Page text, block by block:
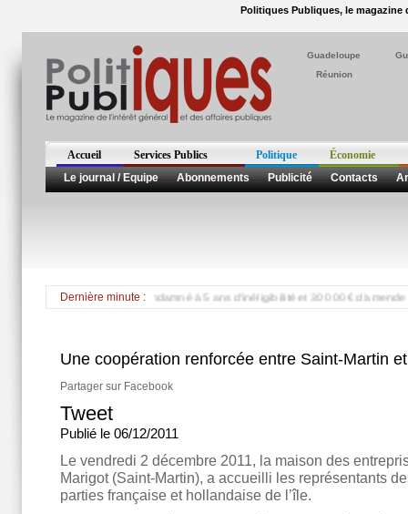
Politiques Publiques, le magazine
Guadeloupe
Réunion
Accueil Services Publics Politique
Économie
Le journal / Equipe
Abonnements Publicité Contacts
Dernière minute :
de la CCI Guyane condamné à 5 ans d'inéligibilité et 30 000 € d'amende
Une coopération renforcée entre Saint-Martin
Partager sur Facebook
Tweet
Publié le 06/12/2011
Le vendredi 2 décembre 2011, la maison des
Marigot (Saint-Martin), a accueilli les représentants
parties française et hollandaise de l’île.